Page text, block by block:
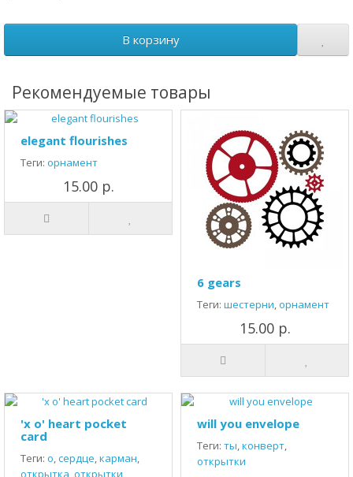
В корзину
Рекомендуемые товары
elegant flourishes
Теги: орнамент
15.00 р.
6 gears
Теги: шестерни,орнамент
15.00 р.
'x o' heart pocket
card
Теги: о,сердце,карман,
открытка открытки
will you envelope
Теги: ты,конверт,
открытки